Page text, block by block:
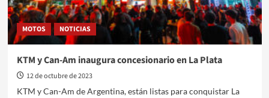
MOTOS NOTICIAS
KTM y Can-Am inaugura concesionario en La Plata
12 de octubre de 2023
KTM y Can-Am de Argentina, están listas para conquistar La